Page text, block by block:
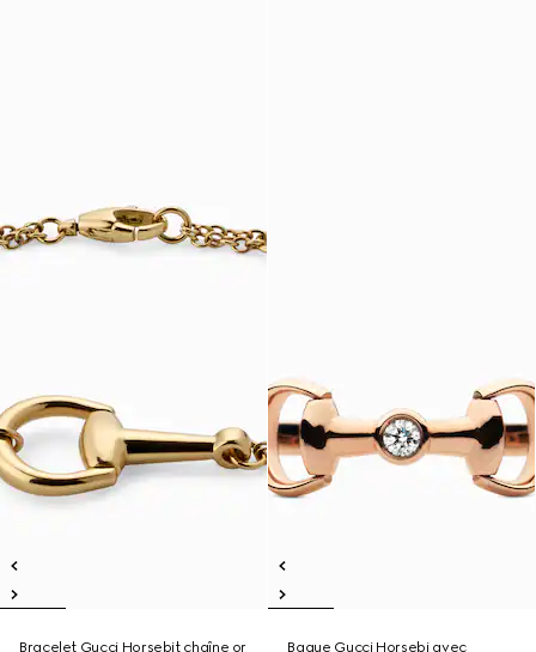
Bracelet Gucci Horsebit chaîne or
Bague Gucci Horsebi avec